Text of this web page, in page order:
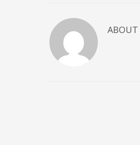
ABOUT